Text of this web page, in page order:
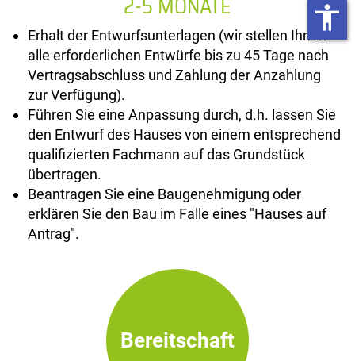
Erhalt der Entwurfsunterlagen (wir stellen Ihnen
alle erforderlichen Entwürfe bis zu 45 Tage nach
Vertragsabschluss und Zahlung der Anzahlung
zur Verfügung).
Führen Sie eine Anpassung durch, d.h. lassen Sie
den Entwurf des Hauses von einem entsprechend
qualifizierten Fachmann auf das Grundstück
übertragen.
Beantragen Sie eine Baugenehmigung oder
erklären Sie den Bau im Falle eines "Hauses auf
Antrag".
Bereitschaft
accessibility